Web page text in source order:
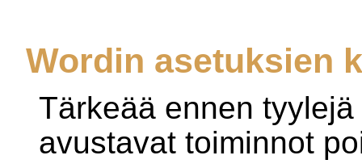
Wordin asetuksien
Tärkeää ennen
avustavat toiminnot